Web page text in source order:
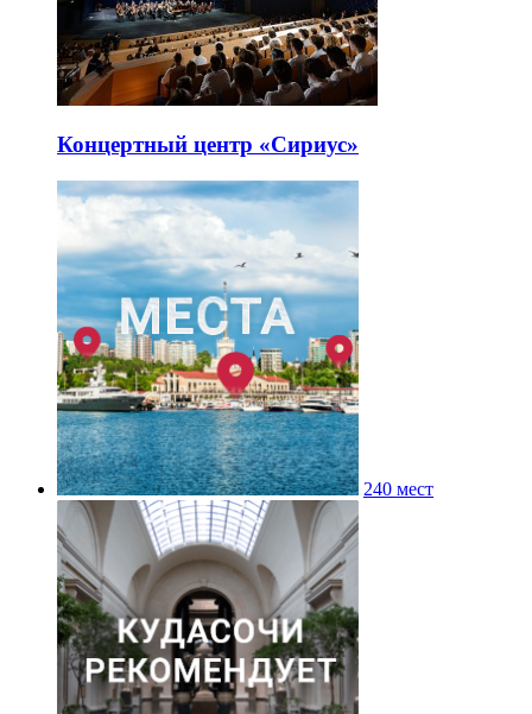
Концертный центр «Сириус»
240 мест